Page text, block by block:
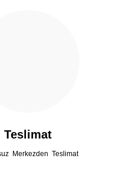
Teslimat
Merkezden Teslimat